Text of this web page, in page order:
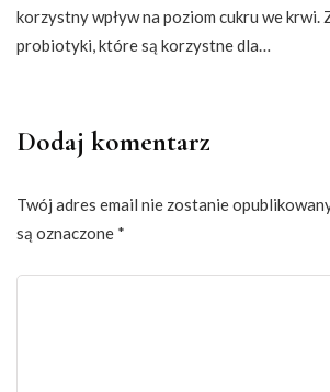
korzystny wpływ na poziom cukru we krwi.
probiotyki, które są korzystne dla…
Dodaj komentarz
Twój adres email nie zostanie
są oznaczone *